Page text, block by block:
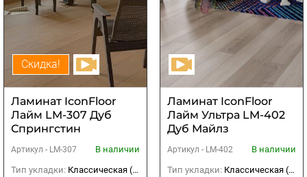
Скидка!
Ламинат IconFloor
Лайм LM-307 Дуб
Спрингстин
Артикул - LM-307
В наличии
Тип укладки: Классическая (прямая)
Ламинат IconFloor
Лайм Ультра LM-402
Дуб Майлз
Артикул - LM-402
В наличии
Тип укладки: Классическая (прямая)